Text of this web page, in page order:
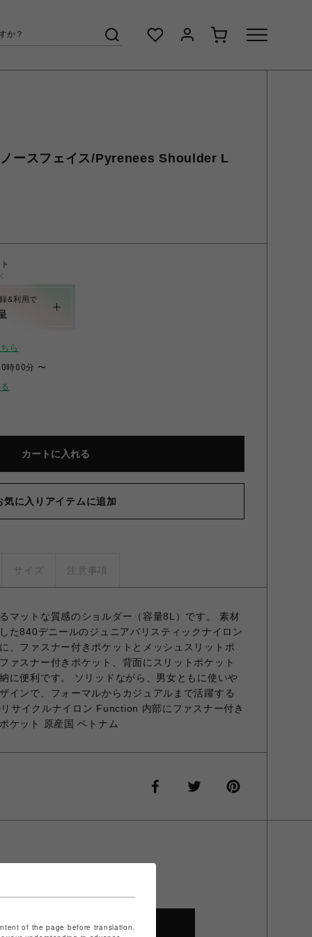
ースフェイス/Pyrenees Shoulder L
&利用で
ら
時00分 〜
カートに入れる
気に入りアイテムに追加
サイズ 注意事項
マットな質感のショルダー（容量8L）です。 素材
た840デニールのジュニアバリスティックナイロン
、ファスナー付きポケットとメッシュスリットポ
ァスナー付きポケット、背面にスリットポケット
に便利です。 ソリッドながら、男女ともに使いや
インで、フォーマルからカジュアルまで活躍する
サイクルナイロン Function 内部にファスナー付き
ケット 原産国 ベトナム
SHOP TOP
of the page before translation.